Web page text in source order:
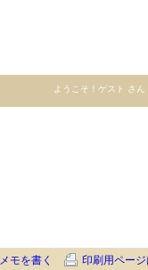
ようこそ！ ゲスト さん
メモを書く 印刷用ページ